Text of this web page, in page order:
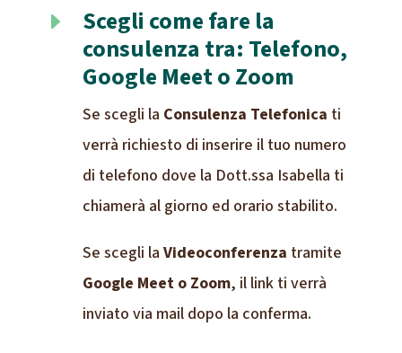
E
Scegli come fare la
consulenza tra: Telefono,
Google Meet o Zoom
Se scegli la Consulenza Telefonica ti
verrà richiesto di inserire il tuo numero
di telefono dove la Dott.ssa Isabella ti
chiamerà al giorno ed orario stabilito.
Se scegli la Videoconferenza tramite
Google Meet o Zoom, il link ti verrà
inviato via mail dopo la conferma.